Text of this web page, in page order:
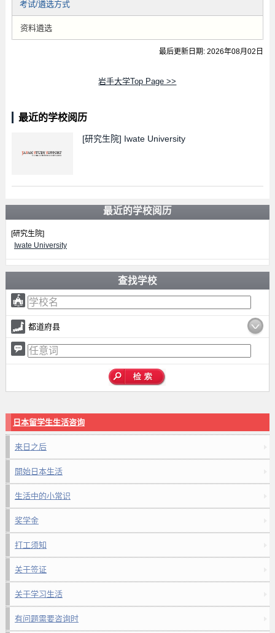
考试/遴选方式
资料遴选
最后更新日期: 2026年08月02日
岩手大学Top Page >>
最近的学校阅历
[研究生院] Iwate University
最近的学校阅历
[研究生院]
Iwate University
查找学校
都道府县
日本留学生生活咨询
来日之后
開始日本生活
生活中的小常识
奖学金
打工须知
关于签证
关于学习生活
有问题需要咨询时